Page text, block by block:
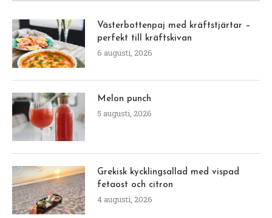
Västerbottenpaj med kräftstjärtar –
perfekt till kräftskivan
6 augusti, 2026
Melon punch
5 augusti, 2026
Grekisk kycklingsallad med vispad
fetaost och citron
4 augusti, 2026